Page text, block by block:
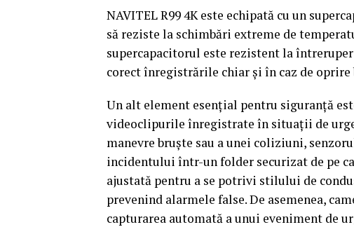
NAVITEL R99 4K este echipată cu un
să reziste la schimbări extreme de
supercapacitorul este rezistent la
corect înregistrările chiar și în caz de
Un alt element esențial pentru siguranță
videoclipurile înregistrate în situații de
manevre bruște sau a unei coliziuni,
incidentului într-un folder securizat de pe
ajustată pentru a se potrivi stilului de
prevenind alarmele false. De asemenea,
capturarea automată a unui eveniment de